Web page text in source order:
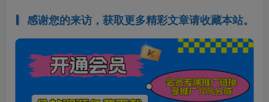
感谢您的来访，获取更多精彩文章请收藏本站。